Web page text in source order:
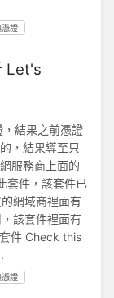
憑證
Let's
結果之前憑證
，結果導至只
服務商上面的
套件，該套件已
網域商裡面有
該套件裡面有
件 Check this
憑證